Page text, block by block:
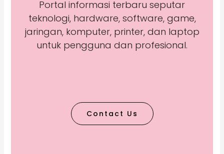
Portal informasi terbaru seputar
teknologi, hardware, software, game,
jaringan, komputer, printer, dan laptop
untuk pengguna dan profesional.
Contact Us